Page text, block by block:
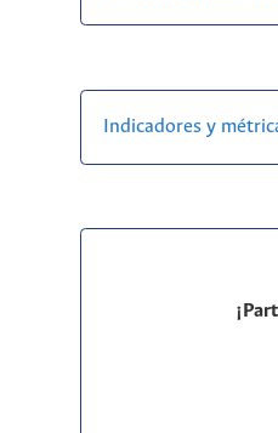
Indicadores y